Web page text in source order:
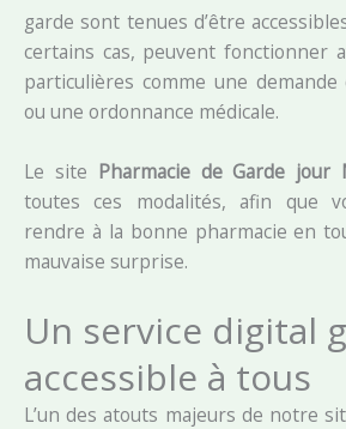
garde sont tenues d’être
certains cas, peuvent fonctionner
particulières comme une demande
ou une ordonnance médicale.
Le site Pharmacie de Garde jour
toutes ces modalités, afin que
rendre à la bonne pharmacie en
mauvaise surprise.
Un service digital
accessible à tous
L’un des atouts majeurs de notre